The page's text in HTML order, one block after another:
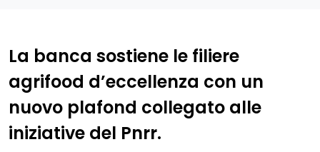
La banca sostiene le filiere
agrifood d’eccellenza con un
nuovo plafond collegato alle
iniziative del Pnrr.